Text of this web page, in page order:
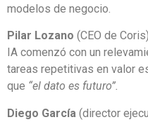
modelos de negocio.
Pilar Lozano (CEO de
IA comenzó con un
tareas repetitivas en valor
que “el dato es futuro”.
Diego García (director